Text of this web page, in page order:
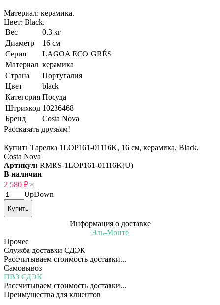
Материал: керамика.
Цвет: Black.
Вес
0.3 кг
Диаметр
16 см
Серия
LAGOA ECO-GRÉS
Материал керамика
Страна
Португалия
Цвет
black
Категория Посуда
Штрихкод 10236468
Бренд
Costa Nova
Рассказать друзьям!
Купить Тарелка 1LOP161-01116K, 16 см, керамика, Black,
Costa Nova
Артикул: RMRS-1LOP161-01116K(U)
В наличии
2 580 ₽ ×
UpDown
Купить
Информация о доставке
Эль-Монте
Прочее
Служба доставки СДЭК
Рассчитываем стоимость доставки...
Самовывоз
ПВЗ СДЭК
Рассчитываем стоимость доставки...
Преимущества для клиентов